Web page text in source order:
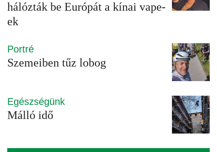
hálózták be Európát a kínai vape-
ek
Portré
Szemeiben tűz lobog
Egészségünk
Málló idő